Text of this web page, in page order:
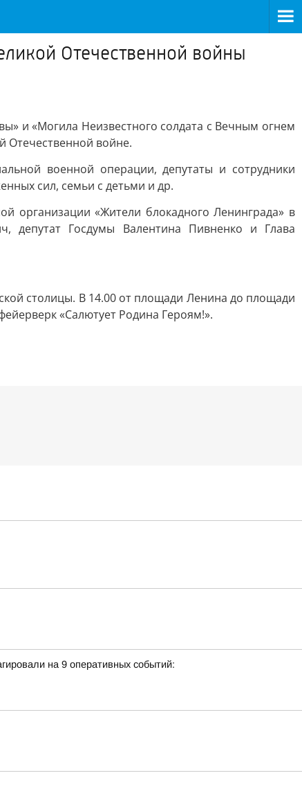
Отечественной войны
и «Могила Неизвестного солдата с Вечным огнем
Отечественной войне.
военной операции, депутаты и сотрудники
сил, семьи с детьми и др.
организации «Жители блокадного Ленинграда» в
депутат Госдумы Валентина Пивненко и Глава
столицы. В 14.00 от площади Ленина до площади
«Салютует Родина Героям!».
на 9 оперативных событий: